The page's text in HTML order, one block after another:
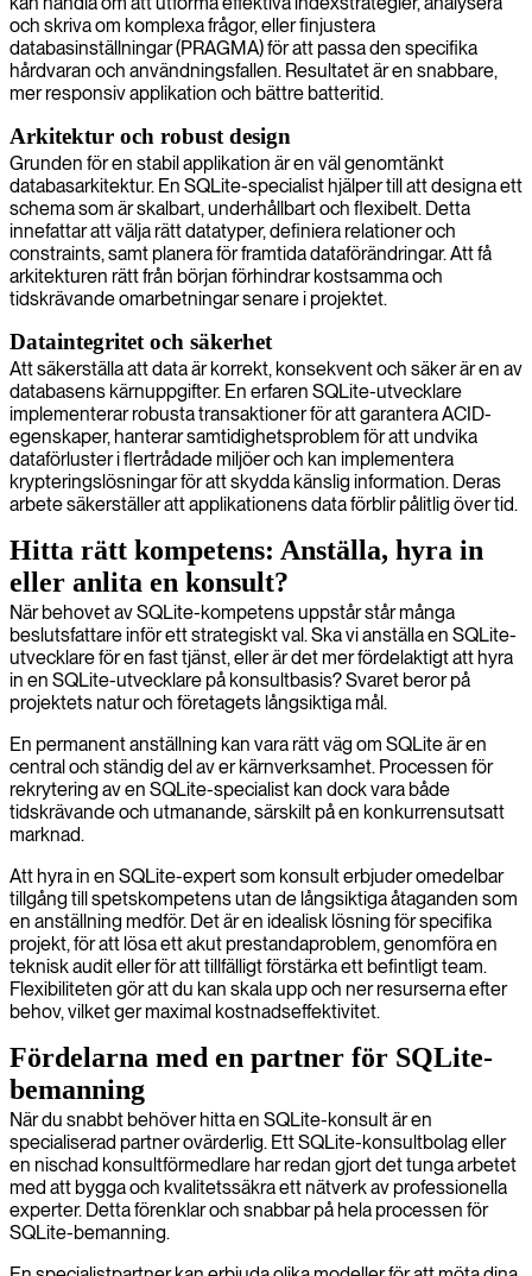
och skriva om komplexa frågor, eller finjustera
databasinställningar (PRAGMA) för att passa den specifika
hårdvaran och användningsfallen. Resultatet är en snabbare,
mer responsiv applikation och bättre batteritid.
Arkitektur och robust design
Grunden för en stabil applikation är en väl genomtänkt
databasarkitektur. En SQLite-specialist hjälper till att designa ett
schema som är skalbart, underhållbart och flexibelt. Detta
innefattar att välja rätt datatyper, definiera relationer och
constraints, samt planera för framtida dataförändringar. Att få
arkitekturen rätt från början förhindrar kostsamma och
tidskrävande omarbetningar senare i projektet.
Dataintegritet och säkerhet
Att säkerställa att data är korrekt, konsekvent och säker är en av
databasens kärnuppgifter. En erfaren SQLite-utvecklare
implementerar robusta transaktioner för att garantera ACID-
egenskaper, hanterar samtidighetsproblem för att undvika
dataförluster i flertrådade miljöer och kan implementera
krypteringslösningar för att skydda känslig information. Deras
arbete säkerställer att applikationens data förblir pålitlig över tid.
Hitta rätt kompetens: Anställa, hyra in
eller anlita en konsult?
När behovet av SQLite-kompetens uppstår står många
beslutsfattare inför ett strategiskt val. Ska vi anställa en SQLite-
utvecklare för en fast tjänst, eller är det mer fördelaktigt att hyra
in en SQLite-utvecklare på konsultbasis? Svaret beror på
projektets natur och företagets långsiktiga mål.
En permanent anställning kan vara rätt väg om SQLite är en
central och ständig del av er kärnverksamhet. Processen för
rekrytering av en SQLite-specialist kan dock vara både
tidskrävande och utmanande, särskilt på en konkurrensutsatt
marknad.
Att hyra in en SQLite-expert som konsult erbjuder omedelbar
tillgång till spetskompetens utan de långsiktiga åtaganden som
en anställning medför. Det är en idealisk lösning för specifika
projekt, för att lösa ett akut prestandaproblem, genomföra en
teknisk audit eller för att tillfälligt förstärka ett befintligt team.
Flexibiliteten gör att du kan skala upp och ner resurserna efter
behov, vilket ger maximal kostnadseffektivitet.
Fördelarna med en partner för SQLite-
bemanning
När du snabbt behöver hitta en SQLite-konsult är en
specialiserad partner ovärderlig. Ett SQLite-konsultbolag eller
en nischad konsultförmedlare har redan gjort det tunga arbetet
med att bygga och kvalitetssäkra ett nätverk av professionella
experter. Detta förenklar och snabbar på hela processen för
SQLite-bemanning.